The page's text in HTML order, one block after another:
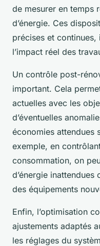
de mesurer en temps
d’énergie. Ces
précises et
l’impact réel des
Un contrôle post-
important. Cela
actuelles avec les
d’éventuelles
économies attendues
exemple, en
consommation, on
d’énergie
des équipements
Enfin, l’optimisation
ajustements adaptés
les réglages du